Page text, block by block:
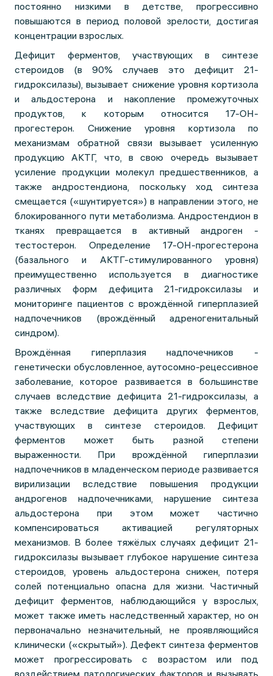
постоянно низкими в детстве, прогрессивно
повышаются в период половой зрелости, достигая
концентрации взрослых.
Дефицит ферментов, участвующих в синтезе
стероидов (в 90% случаев это дефицит 21-
гидроксилазы), вызывает снижение уровня кортизола
и альдостерона и накопление промежуточных
продуктов, к которым относится 17-ОН-
прогестерон. Снижение уровня кортизола по
механизмам обратной связи вызывает усиленную
продукцию АКТГ, что, в свою очередь вызывает
усиление продукции молекул предшественников, а
также андростендиона, поскольку ход синтеза
смещается («шунтируется») в направлении этого, не
блокированного пути метаболизма. Андростендион в
тканях превращается в активный андроген -
тестостерон. Определение 17-ОН-прогестерона
(базального и АКТГ-стимулированного уровня)
преимущественно используется в диагностике
различных форм дефицита 21-гидроксилазы и
мониторинге пациентов с врождённой гиперплазией
надпочечников (врождённый адреногенитальный
синдром).
Врождённая гиперплазия надпочечников -
генетически обусловленное, аутосомно-рецессивное
заболевание, которое развивается в большинстве
случаев вследствие дефицита 21-гидроксилазы, а
также вследствие дефицита других ферментов,
участвующих в синтезе стероидов. Дефицит
ферментов может быть разной степени
выраженности. При врождённой гиперплазии
надпочечников в младенческом периоде развивается
вирилизации вследствие повышения продукции
андрогенов надпочечниками, нарушение синтеза
альдостерона при этом может частично
компенсироваться активацией регуляторных
механизмов. В более тяжёлых случаях дефицит 21-
гидроксилазы вызывает глубокое нарушение синтеза
стероидов, уровень альдостерона снижен, потеря
солей потенциально опасна для жизни. Частичный
дефицит ферментов, наблюдающийся у взрослых,
может также иметь наследственный характер, но он
первоначально незначительный, не проявляющийся
клинически («скрытый»). Дефект синтеза ферментов
может прогрессировать с возрастом или под
воздействием патологических факторов и вызывать